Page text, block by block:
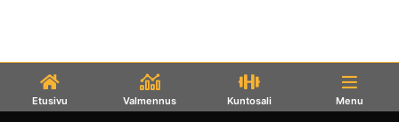
Etusivu Valmennus Kuntosali Menu